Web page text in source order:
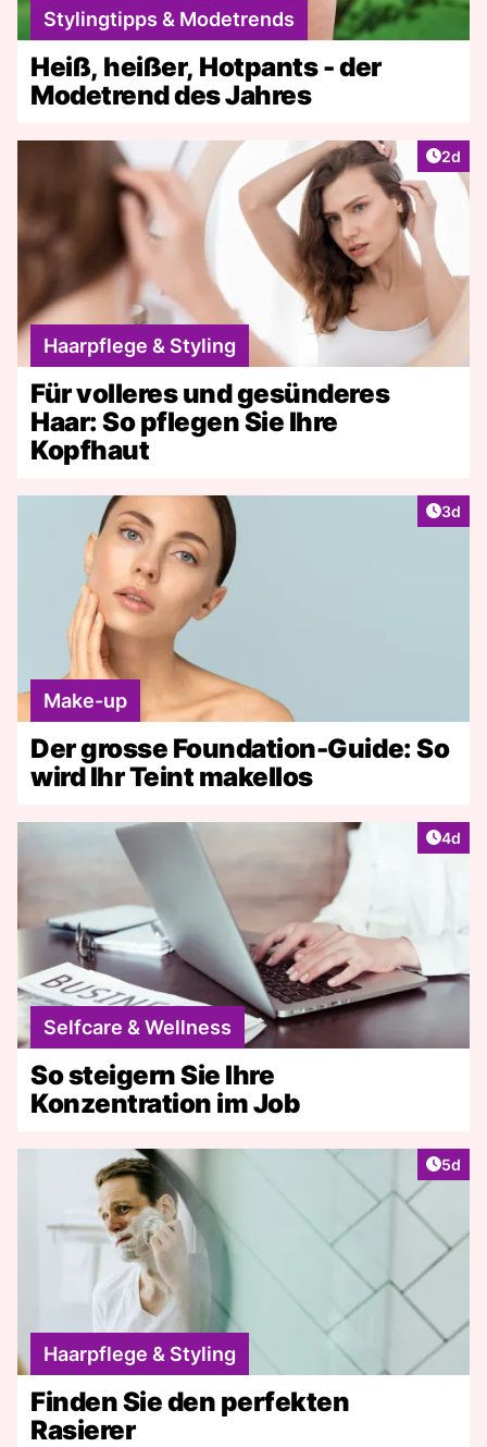
Stylingtipps & Modetrends
Heiß, heißer, Hotpants - der
Modetrend des Jahres
2d
Haarpflege & Styling
Für volleres und gesünderes
Haar: So pflegen Sie Ihre
Kopfhaut
3d
Make-up
Der grosse Foundation-Guide: So
wird Ihr Teint makellos
4d
Selfcare & Wellness
So steigern Sie Ihre
Konzentration im Job
5d
Haarpflege & Styling
Finden Sie den perfekten
Rasierer